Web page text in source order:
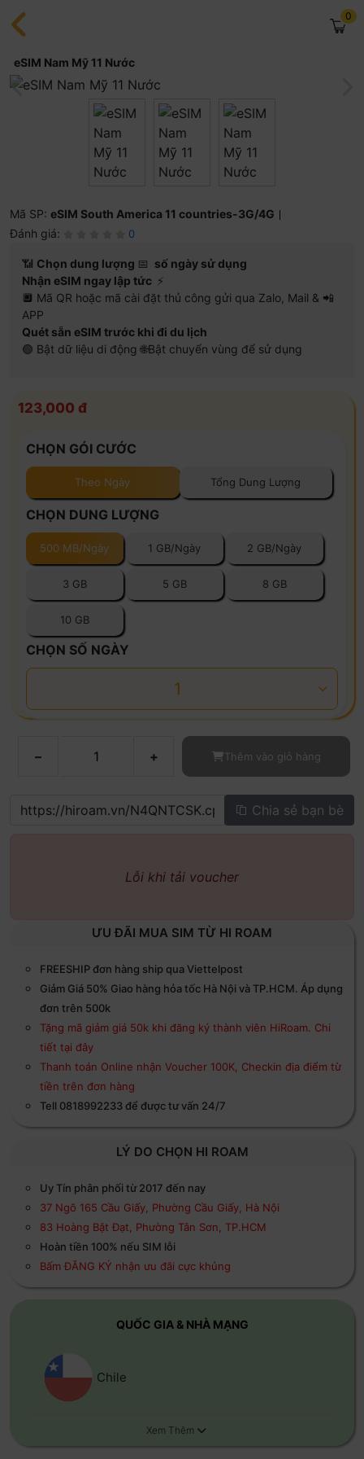
0
eSIM Nam Mỹ 11 Nước
Mã SP: eSIM South America 11 countries-3G/4G
Đánh giá:
0
📶 Chọn dung lượng 📅 số ngày sử dụng
Nhận eSIM ngay lập tức ⚡
🔲 Mã QR hoặc mã cài đặt thủ công gửi qua Zalo, Mail & 📲
APP
Quét sẵn eSIM trước khi đi du lịch
🟢 Bật dữ liệu di động 🌐Bật chuyển vùng để sử dụng
123,000 đ
CHỌN GÓI CƯỚC
Theo Ngày Tổng Dung Lượng
CHỌN DUNG LƯỢNG
500 MB/Ngày 1 GB/Ngày 2 GB/Ngày
3 GB 5 GB 8 GB
10 GB
CHỌN SỐ NGÀY
1
– + Thêm vào giỏ hàng
Chia sẻ bạn bè
Lỗi khi tải voucher
ƯU ĐÃI MUA SIM TỪ HI ROAM
FREESHIP đơn hàng ship qua Viettelpost
Giảm Giá 50% Giao hàng hỏa tốc Hà Nội và TP.HCM. Áp dụng
đơn trên 500k
Tặng mã giảm giá 50k khi đăng ký thành viên HiRoam. Chi
tiết tại đây
Thanh toán Online nhận Voucher 100K, Checkin địa điểm từ
tiền trên đơn hàng
Tell 0818992233 để được tư vấn 24/7
LÝ DO CHỌN HI ROAM
Uy Tín phân phối từ 2017 đến nay
37 Ngõ 165 Cầu Giấy, Phường Cầu Giấy, Hà Nội
83 Hoàng Bật Đạt, Phường Tân Sơn, TP.HCM
Hoàn tiền 100% nếu SIM lỗi
Bấm ĐĂNG KÝ nhận ưu đãi cực khủng
QUỐC GIA & NHÀ MẠNG
Chile
Xem Thêm